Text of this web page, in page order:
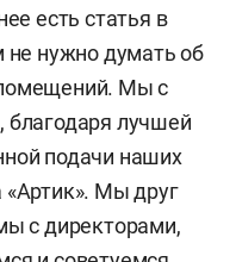
есть статья в
нужно думать об
Мы с
благодаря лучшей
подачи наших
Мы друг
с директорами,